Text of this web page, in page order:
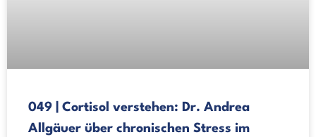
049 | Cortisol verstehen: Dr. Andrea
Allgäuer über chronischen Stress im